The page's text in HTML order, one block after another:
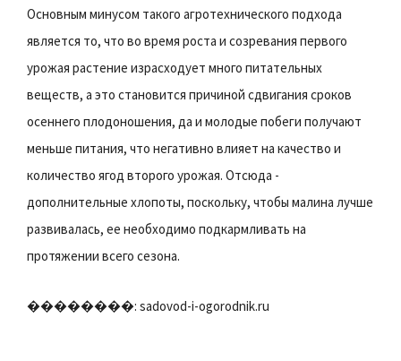
Основным минусом такого агротехнического подхода
является то, что во время роста и созревания первого
урожая растение израсходует много питательных
веществ, а это становится причиной сдвигания сроков
осеннего плодоношения, да и молодые побеги получают
меньше питания, что негативно влияет на качество и
количество ягод второго урожая. Отсюда -
дополнительные хлопоты, поскольку, чтобы малина лучше
развивалась, ее необходимо подкармливать на
протяжении всего сезона.
��������: sadovod-i-ogorodnik.ru